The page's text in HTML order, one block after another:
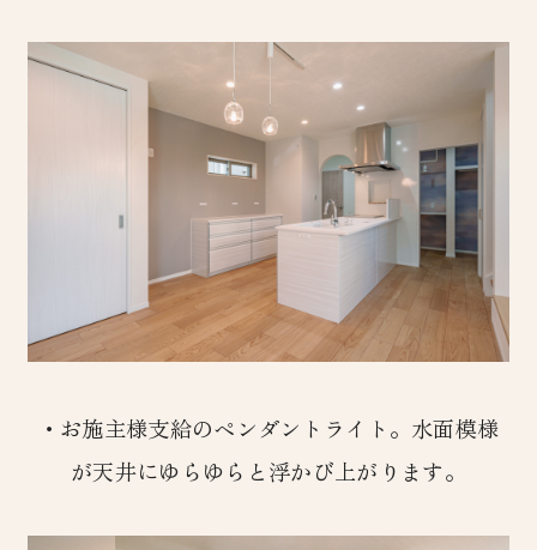
・お施主様支給のペンダントライト。水面模様
が天井にゆらゆらと浮かび上がります。